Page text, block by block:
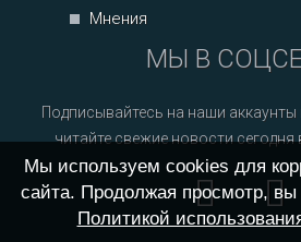
Мнения
МЫ В
Подписывайтесь на наши аккаунты
читайте свежие новости
Мы используем cookies для
сайта. Продолжая просмотр, вы
Политикой